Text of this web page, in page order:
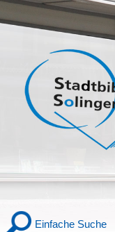
Einfache Suche